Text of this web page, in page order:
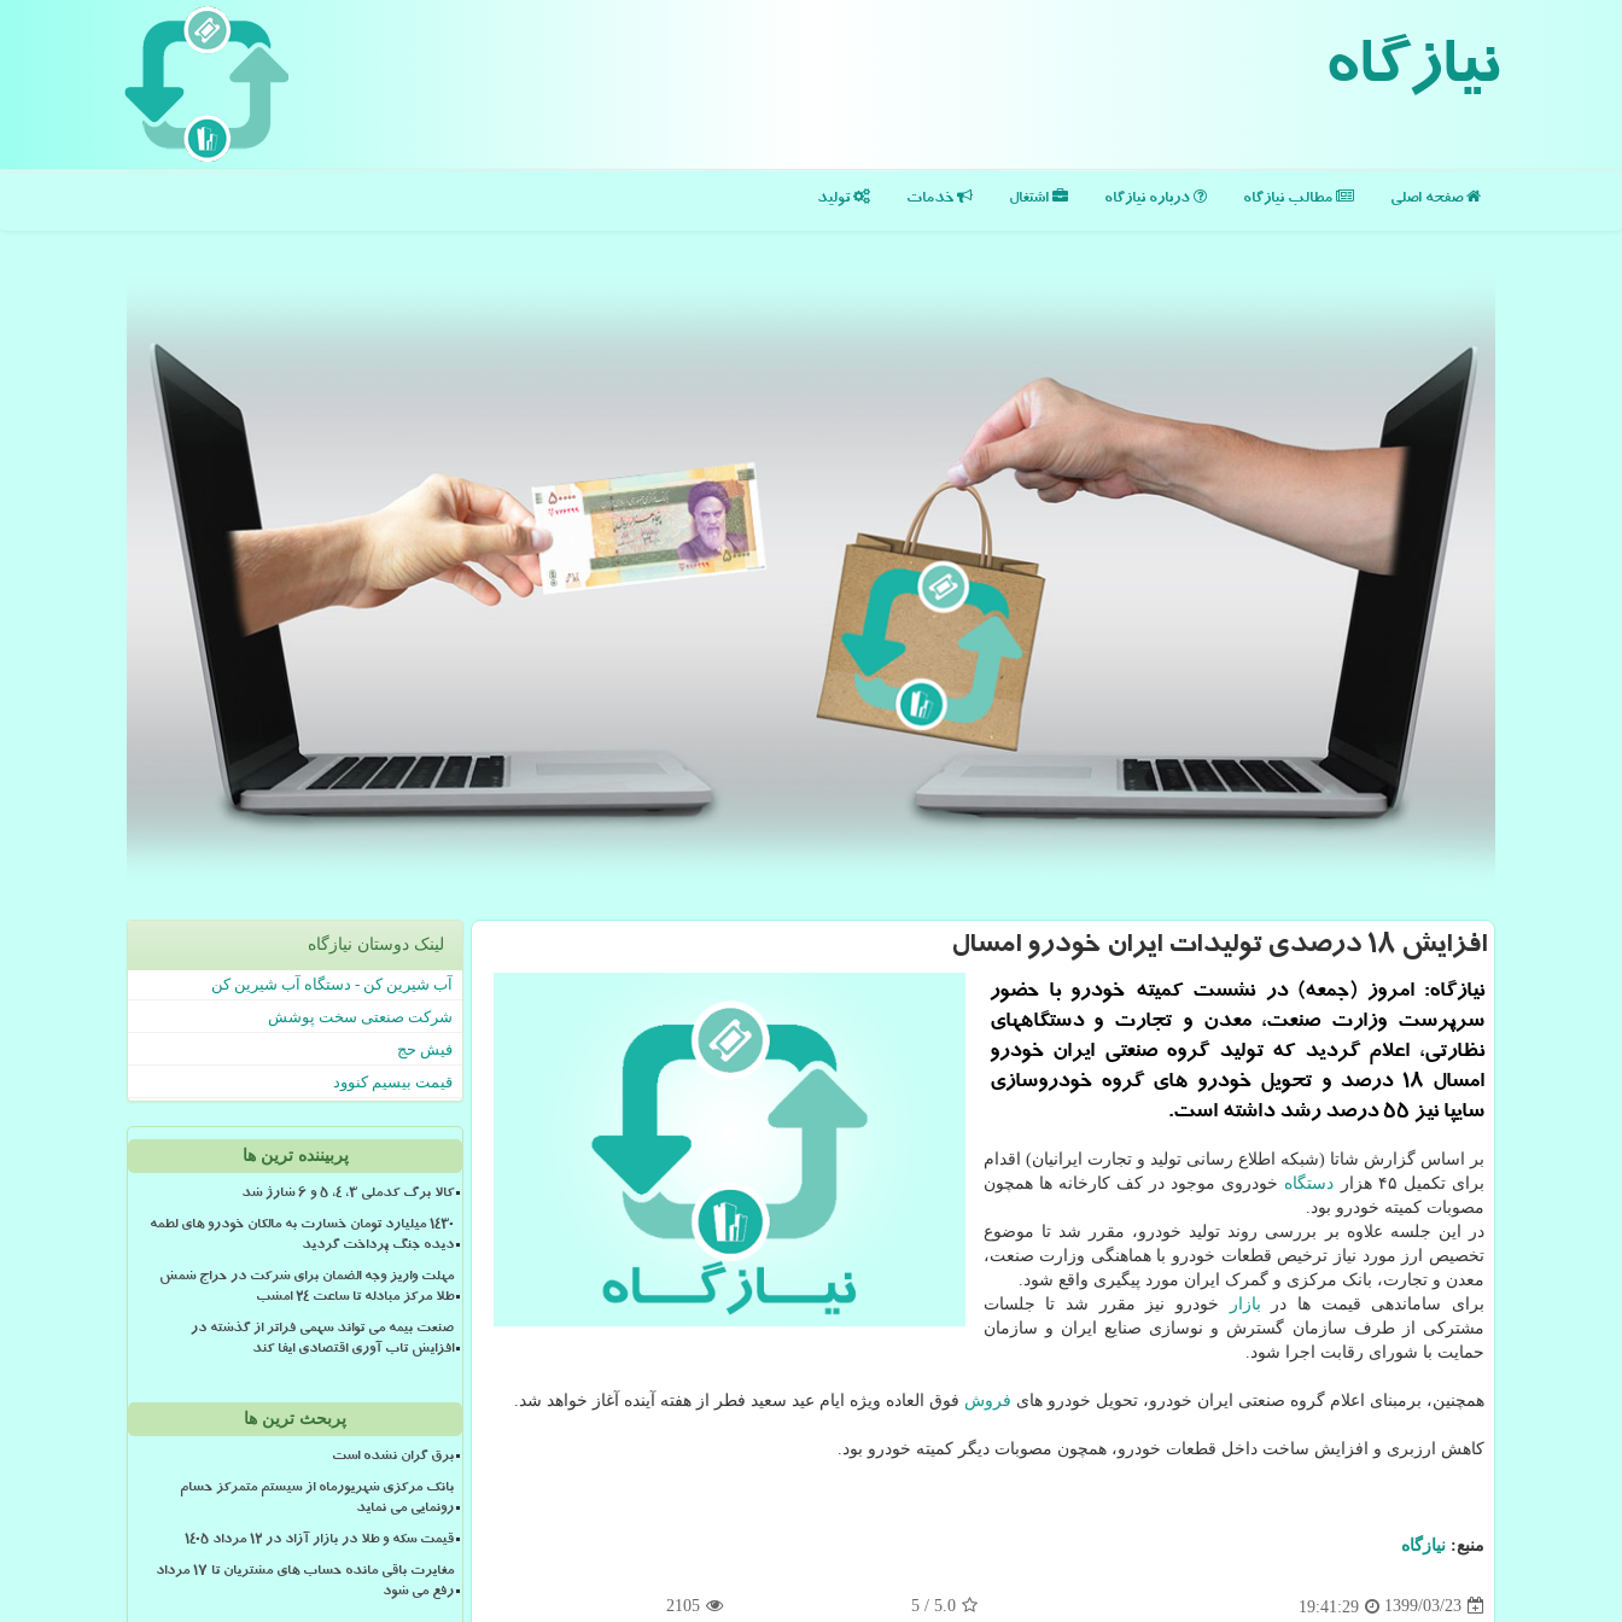
نیازگاه
صفحه اصلی مطالب نیازگاه درباره نیازگاه اشتغال خدمات تولید
افزایش ۱۸ درصدی تولیدات ایران خودرو امسال
نیازگاه: امروز (جمعه) در نشست كمیته خودرو با حضور
سرپرست وزارت صنعت، معدن و تجارت و دستگاههای
نظارتی، اعلام گردید كه تولید گروه صنعتی ایران خودرو
امسال 18 درصد و تحویل خودرو های گروه خودروسازی
سایپا نیز 55 درصد رشد داشته است.
بر اساس گزارش شاتا (شبکه اطلاع رسانی تولید و تجارت ایرانیان) اقدام
برای تکمیل ۴۵ هزار
دستگاه خودروی موجود در کف کارخانه ها همچون
مصوبات کمیته خودرو بود.
در این جلسه علاوه بر بررسی روند تولید خودرو، مقرر شد تا موضوع
تخصیص ارز مورد نیاز ترخیص قطعات خودرو با هماهنگی وزارت صنعت،
معدن و تجارت، بانک مرکزی و گمرک ایران مورد پیگیری واقع شود.
برای ساماندهی قیمت ها در بازار
خودرو نیز مقرر شد تا جلسات
مشترکی از طرف سازمان گسترش و نوسازی صنایع ایران و سازمان
حمایت با شورای رقابت اجرا شود.
همچنین، برمبنای اعلام گروه صنعتی ایران خودرو، تحویل خودرو های فروش فوق العاده ویژه ایام عید سعید فطر از هفته آینده آغاز خواهد شد.
کاهش ارزبری و افزایش ساخت داخل قطعات خودرو، همچون مصوبات دیگر کمیته خودرو بود.
منبع: نیازگاه
1399/03/23
19:41:29
5.0
/
5
2105
لینک دوستان نیازگاه
آب شیرین کن - دستگاه آب شیرین کن
شرکت صنعتی سخت پوشش
فیش حج
قیمت بیسیم کنوود
پربیننده ترین ها
کالا برگ کدملی 3، 4، 5 و 6 شارژ شد
۱۴۳۰ میلیارد تومان خسارت به مالکان خودرو های لطمه
دیده جنگ پرداخت گردید
مهلت واریز وجه الضمان برای شرکت در حراج شمش
طلا مرکز مبادله تا ساعت ۲۴ امشب
صنعت بیمه می تواند سهمی فراتر از گذشته در
افزایش تاب آوری اقتصادی ایفا کند
پربحث ترین ها
برق گران نشده است
بانک مرکزی شهریورماه از سیستم متمرکز حسام
رونمایی می نماید
قیمت سکه و طلا در بازار آزاد در ۱۲ مرداد ۱۴۰۵
مغایرت باقی مانده حساب های مشتریان تا 17 مرداد
رفع می شود